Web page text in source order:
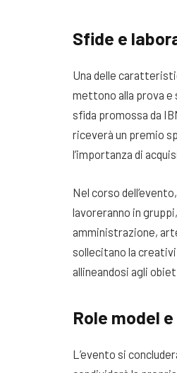
Sfide e
Una delle
mettono alla prova
sfida promossa da
riceverà un premio
l’importanza di
Nel corso
lavoreranno in
amministrazione,
sollecitano la
allineandosi agli
Role model
L’evento si